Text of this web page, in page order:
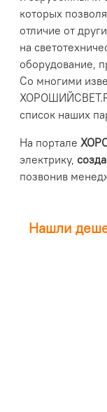
которых
отличие от
на
оборудование,
Со многими
список наших
На портале
электрику,
позвонив
Нашли